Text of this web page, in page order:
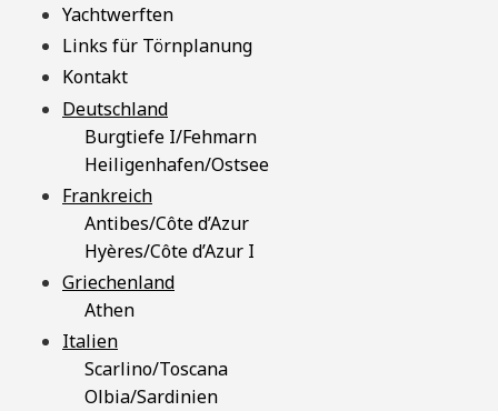
Yachtwerften
Links für Törnplanung
Kontakt
Deutschland
Burgtiefe I/Fehmarn
Heiligenhafen/Ostsee
Frankreich
Antibes/Côte d’Azur
Hyères/Côte d’Azur I
Griechenland
Athen
Italien
Scarlino/Toscana
Olbia/Sardinien